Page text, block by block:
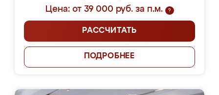
Цена: от 39 000 руб. за п.м.
?
РАССЧИТАТЬ
ПОДРОБНЕЕ